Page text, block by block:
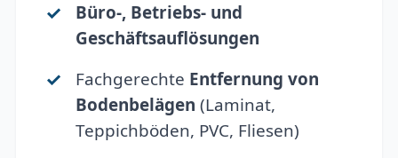
Büro-, Betriebs- und
Geschäftsauflösungen
Fachgerechte Entfernung von
Bodenbelägen (Laminat,
Teppichböden, PVC, Fliesen)